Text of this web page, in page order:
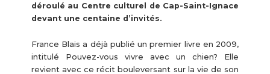
déroulé au Centre culturel de Cap-Saint-Ignace
devant une centaine d’invités.
France Blais a déjà publié un premier livre en 2009,
intitulé Pouvez-vous vivre avec un chien? Elle
revient avec ce récit bouleversant sur la vie de son